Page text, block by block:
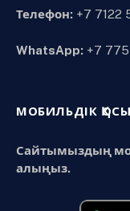
Телефон: +7 7122
WhatsApp: +7
МОБИЛЬДІК
Сайтымыздың
алыңыз.